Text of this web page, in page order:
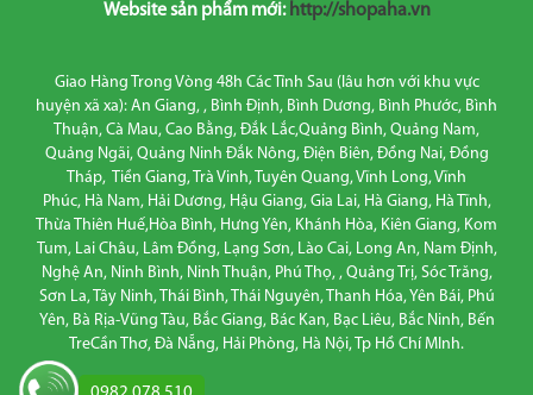
Website sản phẩm mới: http://shopaha.vn
Giao Hàng Trong Vòng 48h Các Tỉnh Sau (lâu hơn với khu vực
huyện xã xa): An Giang, , Bình Định, Bình Dương, Bình Phước, Bình
Thuận, Cà Mau, Cao Bằng, Đắk Lắc,Quảng Bình, Quảng Nam,
Quảng Ngãi, Quảng Ninh Đắk Nông, Điện Biên, Đồng Nai, Đồng
Tháp, Tiền Giang, Trà Vinh, Tuyên Quang, Vĩnh Long, Vĩnh
Phúc, Hà Nam, Hải Dương, Hậu Giang, Gia Lai, Hà Giang, Hà Tĩnh,
Thừa Thiên Huế,Hòa Bình, Hưng Yên, Khánh Hòa, Kiên Giang, Kom
Tum, Lai Châu, Lâm Đồng, Lạng Sơn, Lào Cai, Long An, Nam Định,
Nghệ An, Ninh Bình, Ninh Thuận, Phú Thọ, , Quảng Trị, Sóc Trăng,
Sơn La, Tây Ninh, Thái Bình, Thái Nguyên, Thanh Hóa, Yên Bái, Phú
Yên, Bà Rịa-Vũng Tàu, Bắc Giang, Bác Kan, Bạc Liêu, Bắc Ninh, Bến
TreCần Thơ, Đà Nẵng, Hải Phòng, Hà Nội, Tp Hồ Chí MInh.